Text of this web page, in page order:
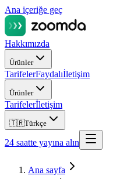
Ana içeriğe geç
Hakkımızda
Ürünler
TarifelerFaydalıİletişim
Ürünler
Tarifelerİletişim
🇹🇷Türkçe
24 saatte yayına alın
Ana sayfa